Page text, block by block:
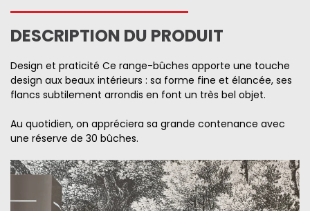
DESCRIPTION DU PRODUIT
Design et praticité Ce range-bûches apporte une touche
design aux beaux intérieurs : sa forme fine et élancée, ses
flancs subtilement arrondis en font un très bel objet.
Au quotidien, on appréciera sa grande contenance avec
une réserve de 30 bûches.